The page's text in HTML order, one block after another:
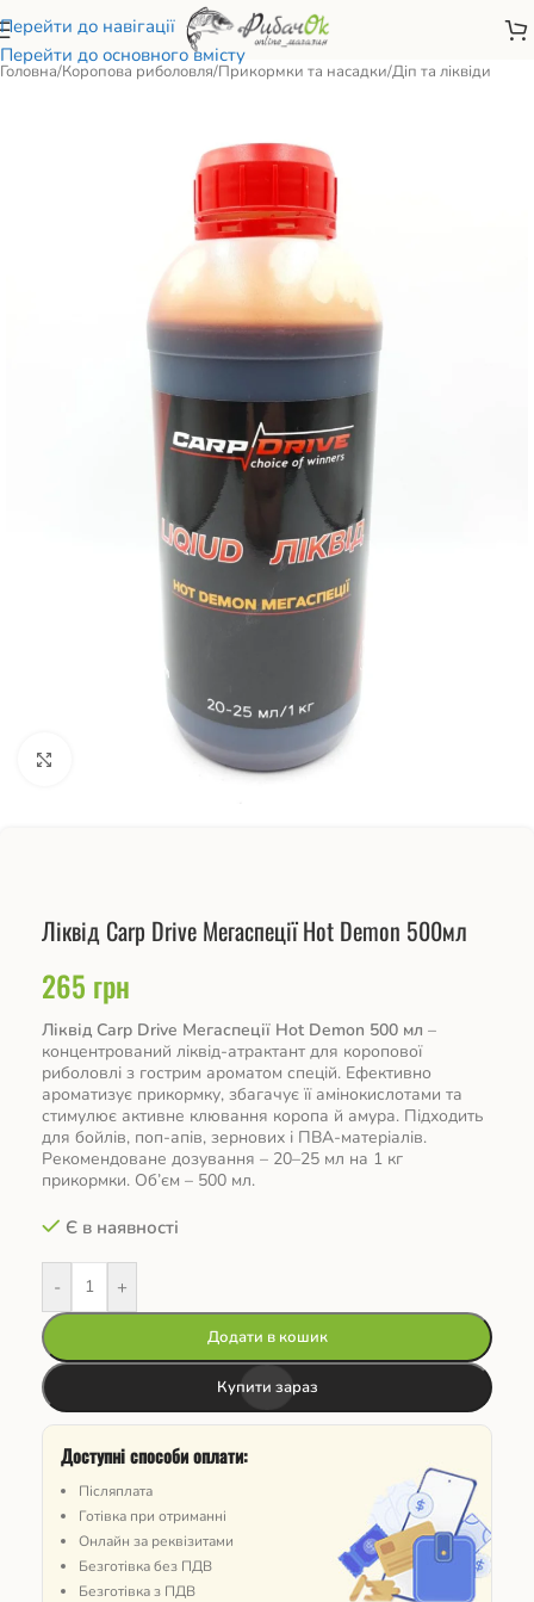
Перейти до навігації
Перейти до основного вмісту
Головна/Коропова риболовля/Прикормки та насадки/Діп та ліквіди
Натисніть, щоб збільшити
Ліквід Carp Drive Мегаспеції Hot Demon 500мл
265 грн
Ліквід Carp Drive Мегаспеції Hot Demon 500 мл –
концентрований ліквід-атрактант для коропової
риболовлі з гострим ароматом спецій. Ефективно
ароматизує прикормку, збагачує її амінокислотами та
стимулює активне клювання коропа й амура. Підходить
для бойлів, поп-апів, зернових і ПВА-матеріалів.
Рекомендоване дозування – 20–25 мл на 1 кг
прикормки. Об’єм – 500 мл.
Є в наявності
- +
Додати в кошик
Купити зараз
Доступні способи оплати:
Післяплата
Готівка при отриманні
Онлайн за реквізитами
Безготівка без ПДВ
Безготівка з ПДВ